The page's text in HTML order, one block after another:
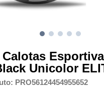
Unicolor
PRO56124454955652